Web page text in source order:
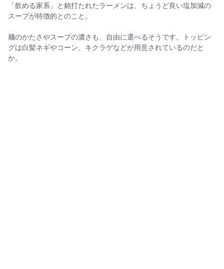
「飲める家系」と銘打たれたラーメンは、ちょうど良い塩加減の
スープが特徴的とのこと。
麺のかたさやスープの濃さも、自由に選べるそうです。トッピン
グは白髪ネギやコーン、キクラゲなどが用意されているのだと
か。